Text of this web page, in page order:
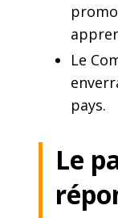
Le
pays.
Le